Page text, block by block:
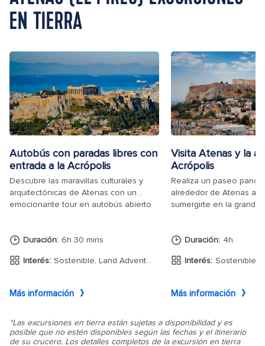
EN TIERRA